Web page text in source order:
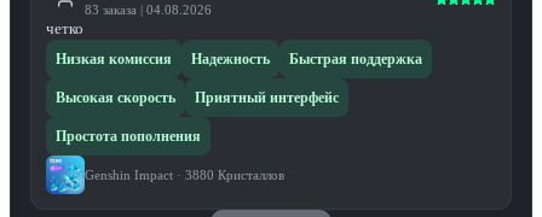
83 заказа | 04.08.2026
четко
Низкая комиссия Надежность Быстрая поддержка
Высокая скорость Приятный интерфейс
Простота пополнения
Genshin Impact · 3880 Кристаллов